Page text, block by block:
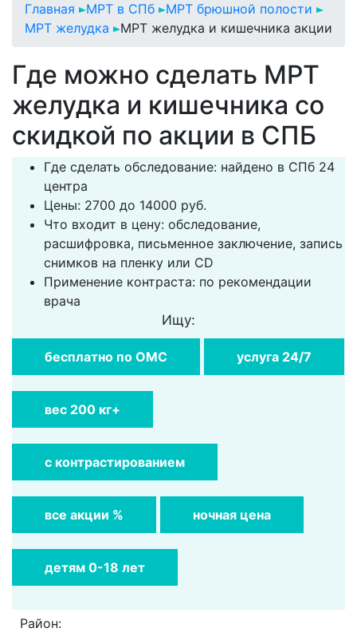
Главная МРТ в СПб
МРТ брюшной полости
МРТ желудка
МРТ желудка и кишечника акции
Где можно сделать МРТ
желудка и кишечника со
скидкой по акции в СПБ
Где сделать обследование: найдено в СПб 24
центра
Цены: 2700 до 14000 руб.
Что входит в цену: обследование,
расшифровка, письменное заключение, запись
снимков на пленку или CD
Применение контраста: по рекомендации
врача
Ищу:
бесплатно по ОМС услуга 24/7
вес 200 кг+
с контрастированием
все акции % ночная цена
детям 0-18 лет
Район: